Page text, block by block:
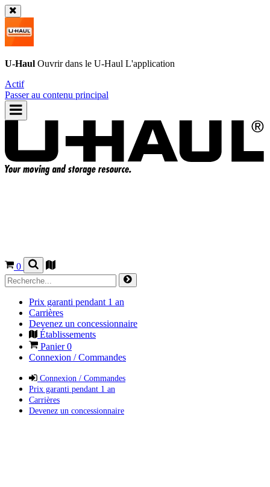
U-Haul Ouvrir dans le U-Haul L'application
Actif
Passer au contenu principal
0
Prix garanti pendant 1 an
Carrières
Devenez un concessionnaire
Établissements
Panier0
Connexion / Commandes
Connexion / Commandes
Prix garanti pendant 1 an
Carrières
Devenez un concessionnaire